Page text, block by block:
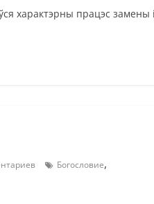
характэрны працэс
Богословие,